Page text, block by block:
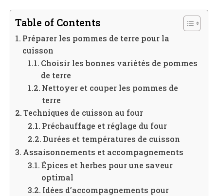
Table of Contents
Préparer les pommes de terre pour la
cuisson
Choisir les bonnes variétés de pommes
de terre
Nettoyer et couper les pommes de
terre
Techniques de cuisson au four
Préchauffage et réglage du four
Durées et températures de cuisson
Assaisonnements et accompagnements
Épices et herbes pour une saveur
optimal
Idées d’accompagnements pour